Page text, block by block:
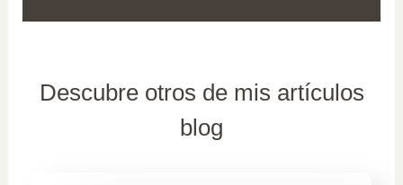
Descubre otros de mis artículos
blog